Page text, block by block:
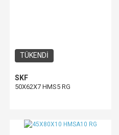
TÜKENDİ
SKF
50X62X7 HMS5 RG